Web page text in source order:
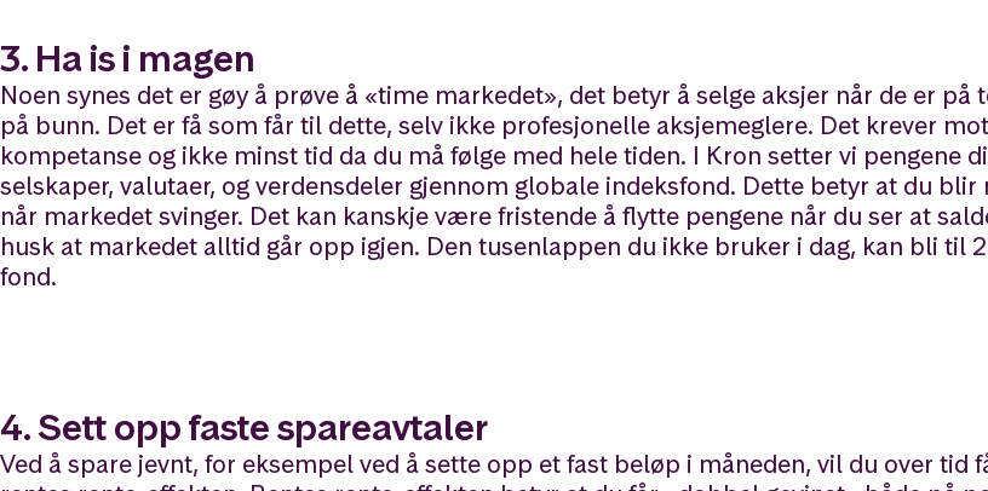
3. Ha is i magen
Noen synes det er gøy å prøve å «time markedet», det betyr å selge aksjer når de er på
på bunn. Det er få som får til dette, selv ikke profesjonelle aksjemeglere. Det krever
kompetanse og ikke minst tid da du må følge med hele tiden. I Kron setter vi pengene
selskaper, valutaer, og verdensdeler gjennom globale indeksfond. Dette betyr at du
når markedet svinger. Det kan kanskje være fristende å flytte pengene når du ser at
husk at markedet alltid går opp igjen. Den tusenlappen du ikke bruker i dag, kan bli til
fond.
4.Sett opp faste spareavtaler
Ved å spare jevnt, for eksempel ved å sette opp et fast beløp i måneden, vil du over tid